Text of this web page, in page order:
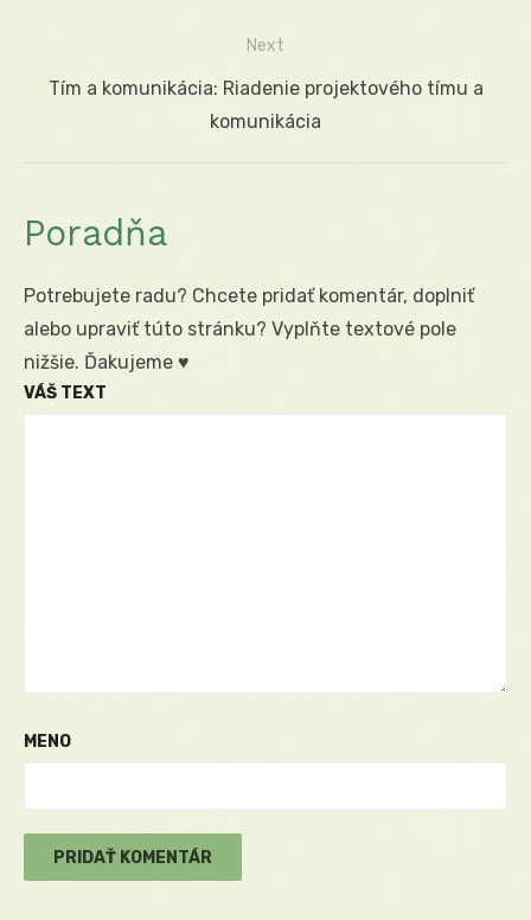
Next
Next
Tím a komunikácia: Riadenie projektového tímu a
komunikácia
Poradňa
Potrebujete radu? Chcete pridať komentár, doplniť
alebo upraviť túto stránku? Vyplňte textové pole
nižšie. Ďakujeme ♥
VÁŠ TEXT
MENO